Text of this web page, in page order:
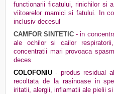
functionarii ficatului, rinichilor si
viitoarelor mamici si fatului. In
inclusiv decesul
CAMFOR SINTETIC- in
ale ochilor si cailor
concentratii mari provoaca
deces
COLOFONIU- produs residual
recoltata de la rasinoase in
iritatii, alergii, inflamatii ale pielii